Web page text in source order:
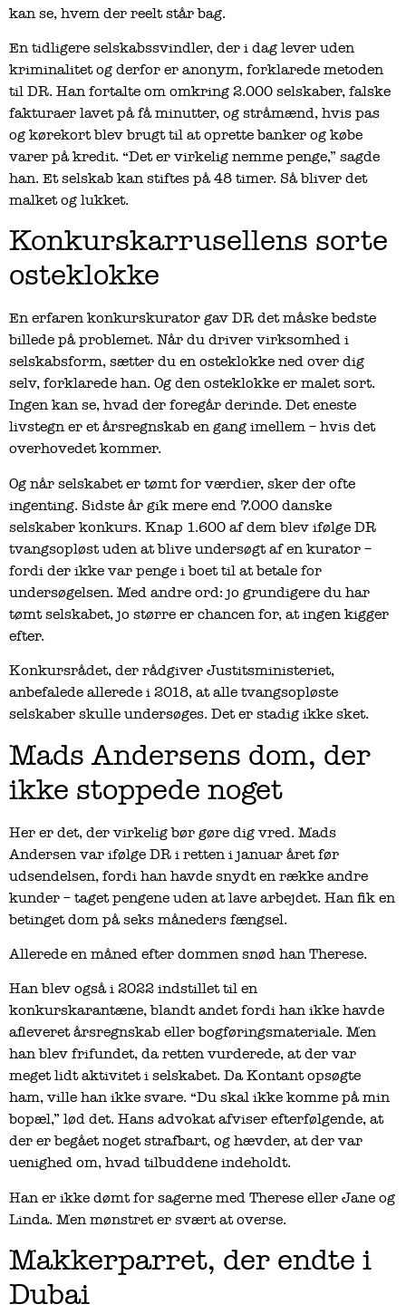
kan se, hvem der reelt står bag.
En tidligere selskabssvindler, der i dag lever uden
kriminalitet og derfor er anonym, forklarede metoden
til DR. Han fortalte om omkring 2.000 selskaber, falske
fakturaer lavet på få minutter, og stråmænd, hvis pas
og kørekort blev brugt til at oprette banker og købe
varer på kredit. “Det er virkelig nemme penge,” sagde
han. Et selskab kan stiftes på 48 timer. Så bliver det
malket og lukket.
Konkurskarrusellens sorte
osteklokke
En erfaren konkurskurator gav DR det måske bedste
billede på problemet. Når du driver virksomhed i
selskabsform, sætter du en osteklokke ned over dig
selv, forklarede han. Og den osteklokke er malet sort.
Ingen kan se, hvad der foregår derinde. Det eneste
livstegn er et årsregnskab en gang imellem – hvis det
overhovedet kommer.
Og når selskabet er tømt for værdier, sker der ofte
ingenting. Sidste år gik mere end 7.000 danske
selskaber konkurs. Knap 1.600 af dem blev ifølge DR
tvangsopløst uden at blive undersøgt af en kurator –
fordi der ikke var penge i boet til at betale for
undersøgelsen. Med andre ord: jo grundigere du har
tømt selskabet, jo større er chancen for, at ingen kigger
efter.
Konkursrådet, der rådgiver Justitsministeriet,
anbefalede allerede i 2018, at alle tvangsopløste
selskaber skulle undersøges. Det er stadig ikke sket.
Mads Andersens dom, der
ikke stoppede noget
Her er det, der virkelig bør gøre dig vred. Mads
Andersen var ifølge DR i retten i januar året før
udsendelsen, fordi han havde snydt en række andre
kunder – taget pengene uden at lave arbejdet. Han fik en
betinget dom på seks måneders fængsel.
Allerede en måned efter dommen snød han Therese.
Han blev også i 2022 indstillet til en
konkurskarantæne, blandt andet fordi han ikke havde
afleveret årsregnskab eller bogføringsmateriale. Men
han blev frifundet, da retten vurderede, at der var
meget lidt aktivitet i selskabet. Da Kontant opsøgte
ham, ville han ikke svare. “Du skal ikke komme på min
bopæl,” lød det. Hans advokat afviser efterfølgende, at
der er begået noget strafbart, og hævder, at der var
uenighed om, hvad tilbuddene indeholdt.
Han er ikke dømt for sagerne med Therese eller Jane og
Linda. Men mønstret er svært at overse.
Makkerparret, der endte i
Dubai